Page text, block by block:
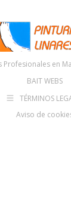
Profesionales en
BAIT WEBS
TÉRMINOS
Aviso de